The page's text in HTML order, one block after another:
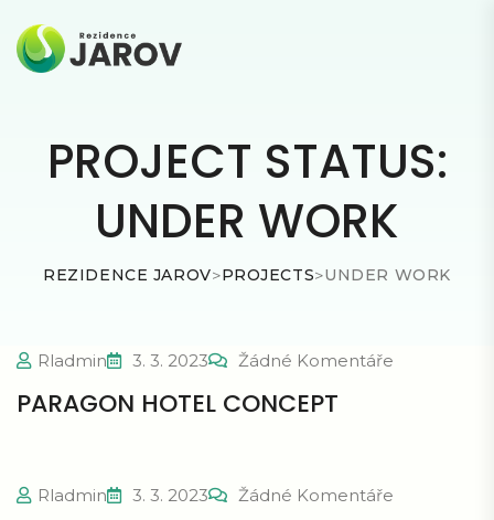
PROJECT STATUS:
UNDER WORK
REZIDENCE JAROV>PROJECTS>UNDER WORK
Rladmin 3. 3. 2023 Žádné Komentáře
PARAGON HOTEL CONCEPT
Rladmin 3. 3. 2023 Žádné Komentáře